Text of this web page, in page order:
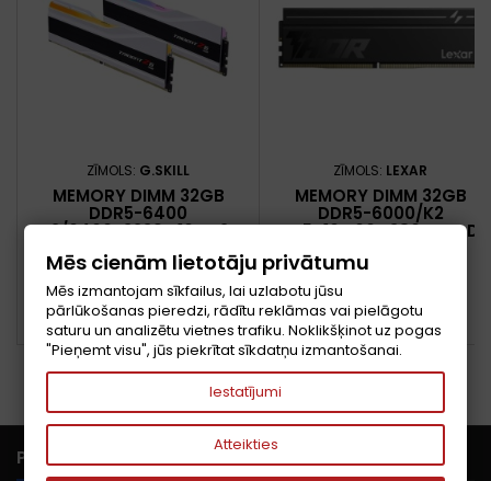
ZĪMOLS: G.SKILL
MEMORY DIMM 32GB
DDR5-6400
K2/6400J3239G16GX2-
TZ5RW G.SKILL
Cena
668,23 €
 Pievienot grozam
PIEEJAMS
ZĪMOLS: LEXAR
MEMORY DIMM 32GB
DDR5-6000/K2
LD5U16G60C380V-RGD
Cena
407,47 €
 Pievienot grozam
PIEEJAMS
PRECES 
Mēs cienām lietotāju privātumu
Mēs izmantojam sīkfailus, lai uzlabotu jūsu
pārlūkošanas pieredzi, rādītu reklāmas vai pielāgotu
saturu un analizētu vietnes trafiku. Noklikšķinot uz pogas
"Pieņemt visu", jūs piekrītat sīkdatņu izmantošanai.
Iestatījumi
Atteikties